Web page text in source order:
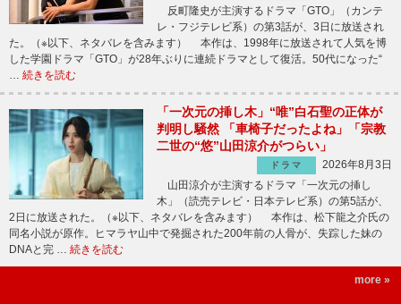
反町隆史が主演するドラマ「GTO」（カンテ
レ・フジテレビ系）の第3話が、3日に放送され
た。（※以下、ネタバレを含みます） 本作は、1998年に放送されて人気を博
した学園ドラマ「GTO」が28年ぶりに連続ドラマとして復活。50代になった“
続きを読む
「一次元の挿し木」“唯”白石聖の正体が
判明し騒然 「車椅子だったよね」「宗教
二世の“悠”山田涼介がつらい」
ドラマ
2026年8月3日
山田涼介が主演するドラマ「一次元の挿し
木」（読売テレビ・日本テレビ系）の第5話が、
2日に放送された。（※以下、ネタバレを含みます） 本作は、松下龍之介氏の
同名小説が原作。ヒマラヤ山中で発掘された200年前の人骨が、失踪した妹の
DNAと完 … 続きを読む
more »